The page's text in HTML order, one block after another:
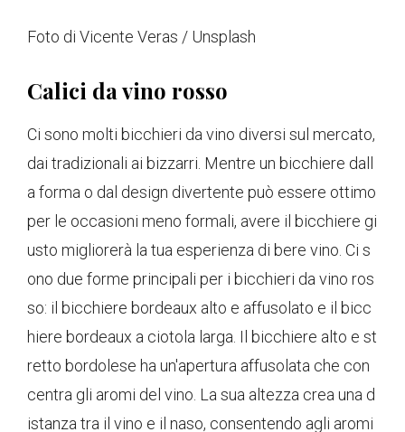
Foto di Vicente Veras / Unsplash
Calici da vino rosso
Ci sono molti bicchieri da vino diversi sul mercato,
dai tradizionali ai bizzarri. Mentre un bicchiere dall
a forma o dal design divertente può essere ottimo
per le occasioni meno formali, avere il bicchiere gi
usto migliorerà la tua esperienza di bere vino. Ci s
ono due forme principali per i bicchieri da vino ros
so: il bicchiere bordeaux alto e affusolato e il bicc
hiere bordeaux a ciotola larga. Il bicchiere alto e st
retto bordolese ha un'apertura affusolata che con
centra gli aromi del vino. La sua altezza crea una d
istanza tra il vino e il naso, consentendo agli aromi